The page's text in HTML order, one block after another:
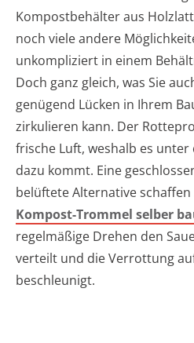
Kompostbehälter aus
noch viele andere
unkompliziert in einem
Doch ganz gleich, was Sie
genügend Lücken in Ihrem
zirkulieren kann. Der
frische Luft, weshalb es
dazu kommt. Eine
belüftete Alternative schaffen
Kompost-Trommel selber
regelmäßige Drehen den
verteilt und die Verrottung
beschleunigt.